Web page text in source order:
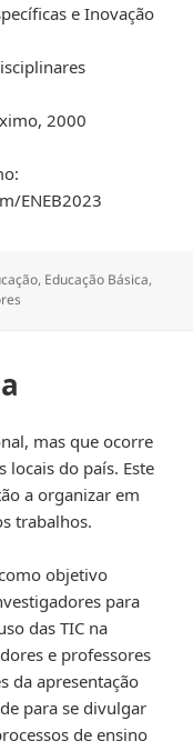
e Inovação
2000
ENEB2023
, Educação Básica,
mas que ocorre
locais do país. Este
a organizar em
trabalhos.
objetivo
para
das TIC na
e professores
da apresentação
para se divulgar
de ensino